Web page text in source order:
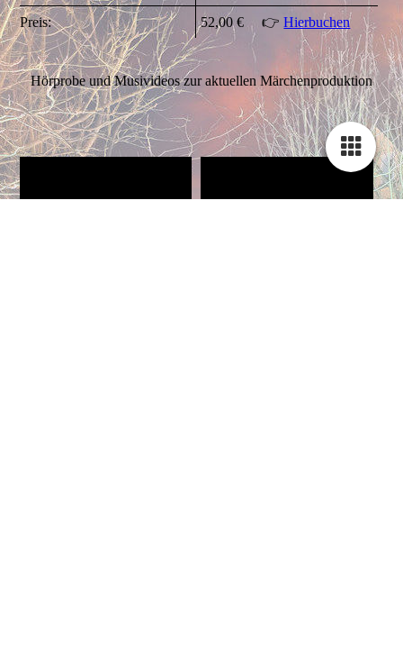
Preis: 52,00 € 👉Hierbuchen
Hörprobe und Musivideos zur aktuellen Märchenproduktion